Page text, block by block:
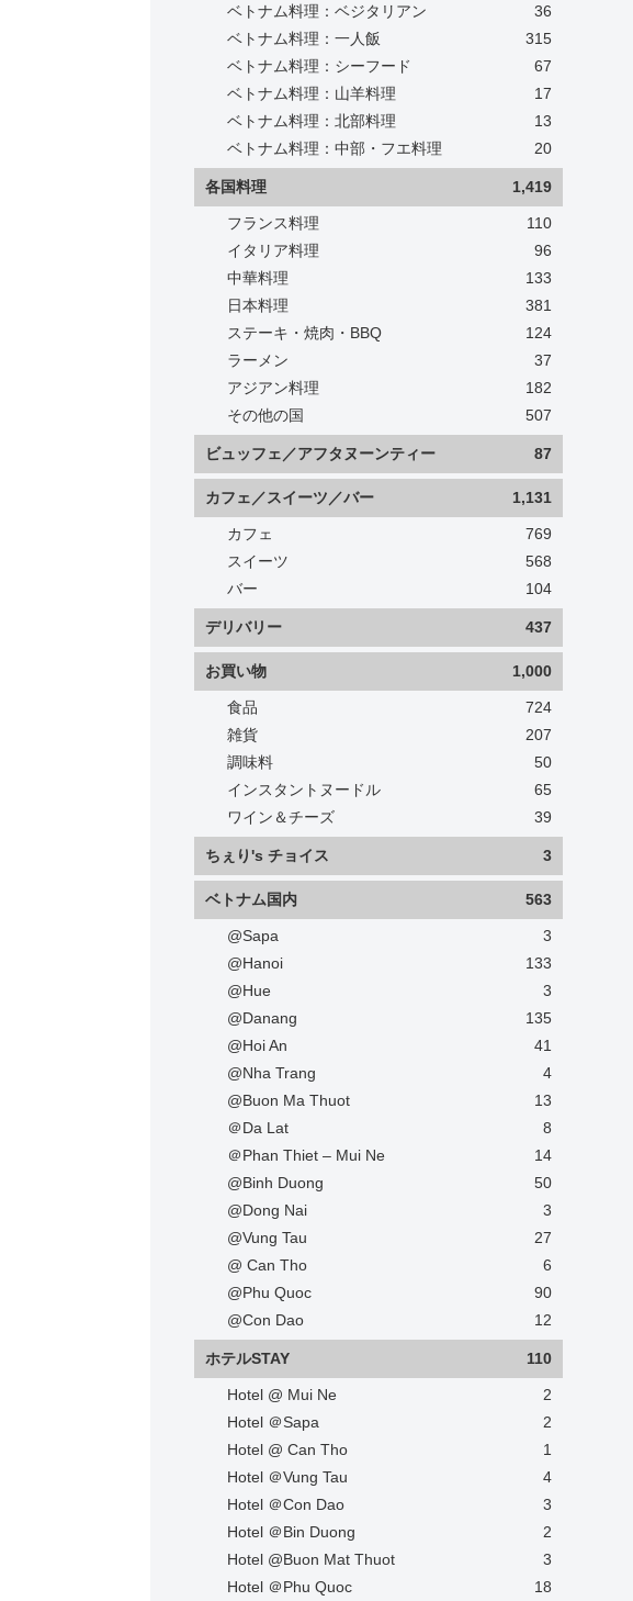
ベトナム料理：ベジタリアン
36
ベトナム料理：一人飯
315
ベトナム料理：シーフード
67
ベトナム料理：山羊料理
17
ベトナム料理：北部料理
13
ベトナム料理：中部・フエ料理
20
各国料理 1,419
フランス料理
110
イタリア料理
96
中華料理
133
日本料理
381
ステーキ・焼肉・BBQ
124
ラーメン
37
アジアン料理
182
その他の国
507
ビュッフェ／アフタヌーンティー 87
カフェ／スイーツ／バー 1,131
カフェ
769
スイーツ
568
バー
104
デリバリー 437
お買い物 1,000
食品
724
雑貨
207
調味料
50
インスタントヌードル
65
ワイン＆チーズ
39
ちぇり's チョイス 3
ベトナム国内 563
@Sapa
3
@Hanoi
133
@Hue
3
@Danang
135
@Hoi An
41
@Nha Trang
4
@Buon Ma Thuot
13
＠Da Lat
8
＠Phan Thiet – Mui Ne
14
@Binh Duong
50
@Dong Nai
3
@Vung Tau
27
@ Can Tho
6
@Phu Quoc
90
@Con Dao
12
ホテルSTAY 110
Hotel @ Mui Ne
2
Hotel ＠Sapa
2
Hotel @ Can Tho
1
Hotel ＠Vung Tau
4
Hotel ＠Con Dao
3
Hotel ＠Bin Duong
2
Hotel @Buon Mat Thuot
3
Hotel ＠Phu Quoc
18